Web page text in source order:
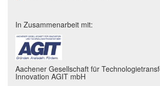
In Zusammenarbeit mit:
Aachener Gesellschaft für
Innovation AGIT mbH